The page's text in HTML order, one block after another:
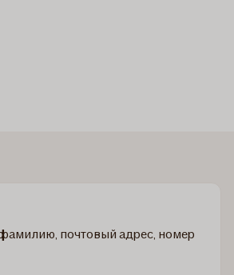
почтовый адрес, номер